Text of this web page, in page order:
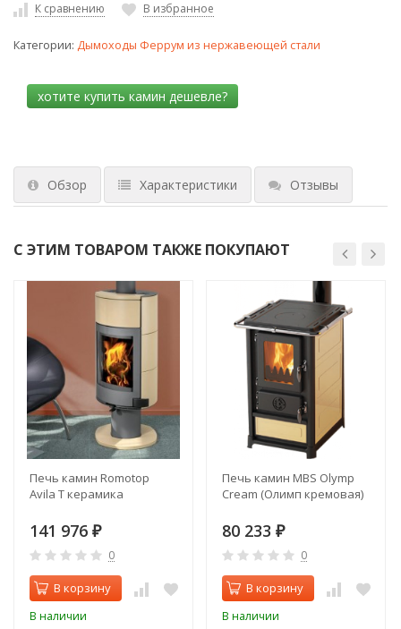
К сравнению В избранное
Категории: Дымоходы Феррум из нержавеющей стали
Обзор Характеристики Отзывы
С ЭТИМ ТОВАРОМ ТАКЖЕ ПОКУПАЮТ
Печь камин Romotop
Avila T керамика
141 976 ₽
0
В корзину
В наличии
Печь камин MBS Olymp
Cream (Олимп кремовая)
80 233 ₽
0
В корзину
В наличии